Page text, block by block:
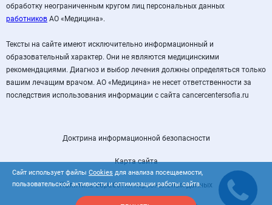
обработку неограниченным кругом лиц персональных данных
работников АО «Медицина».
Тексты на сайте имеют исключительно информационный и
образовательный характер. Они не являются медицинскими
рекомендациями. Диагноз и выбор лечения должны определяться только
вашим лечащим врачом. АО «Медицина» не несет ответственности за
последствия использования информации с сайта cancercentersofia.ru
Доктрина информационной безопасности
Карта сайта
Политика обработки персональных данных
Сайт использует файлы Cookies для анализа посещаемости,
пользовательской активности и оптимизации работы сайта.